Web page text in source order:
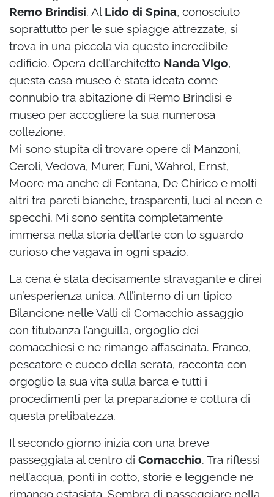
Remo Brindisi. Al Lido di Spina, conosciuto
soprattutto per le sue spiagge attrezzate, si
trova in una piccola via questo incredibile
edificio. Opera dell’architetto Nanda Vigo,
questa casa museo è stata ideata come
connubio tra abitazione di Remo Brindisi e
museo per accogliere la sua numerosa
collezione.
Mi sono stupita di trovare opere di Manzoni,
Ceroli, Vedova, Murer, Funi, Wahrol, Ernst,
Moore ma anche di Fontana, De Chirico e molti
altri tra pareti bianche, trasparenti, luci al neon e
specchi. Mi sono sentita completamente
immersa nella storia dell’arte con lo sguardo
curioso che vagava in ogni spazio.
La cena è stata decisamente stravagante e direi
un’esperienza unica. All’interno di un tipico
Bilancione nelle Valli di Comacchio assaggio
con titubanza l’anguilla, orgoglio dei
comacchiesi e ne rimango affascinata. Franco,
pescatore e cuoco della serata, racconta con
orgoglio la sua vita sulla barca e tutti i
procedimenti per la preparazione e cottura di
questa prelibatezza.
Il secondo giorno inizia con una breve
passeggiata al centro di Comacchio. Tra riflessi
nell’acqua, ponti in cotto, storie e leggende ne
rimango estasiata. Sembra di passeggiare nella